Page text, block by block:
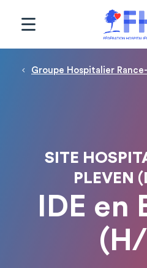
Fil d'Ariane
Groupe Hospitalier
SITE
PLEVEN
IDE en
Panneau de gestion des